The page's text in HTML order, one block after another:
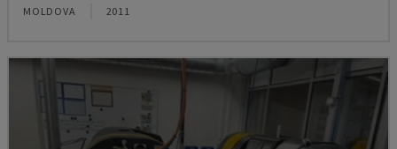
MOLDOVA 2011